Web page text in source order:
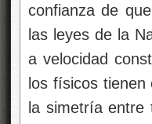
confianza de
las leyes de la
a velocidad
los físicos
la simetría entre